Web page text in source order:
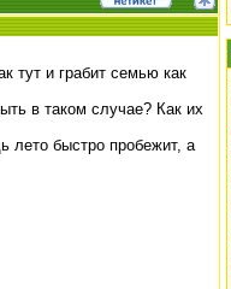
тут и грабит семью как
в таком случае? Как их
лето быстро пробежит, а